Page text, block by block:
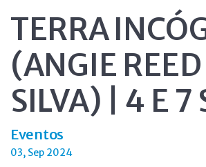
TERRA
(ANGIE
SILVA) | 4 E 7
Eventos
03, Sep 2024